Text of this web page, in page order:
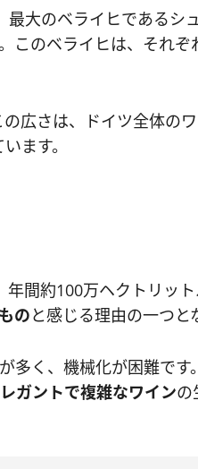
最大のベライヒであるシ
のベライヒは、それぞ
広さは、ドイツ全体の
ます。
間約100万ヘクトリッ
のと感じる理由の一つと
多く、機械化が困難です
ガントで複雑なワインの